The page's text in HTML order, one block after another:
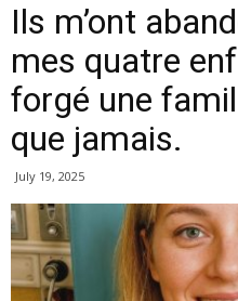
Ils m’ont
mes quatre
forgé une
que jamais.
July 19, 2025